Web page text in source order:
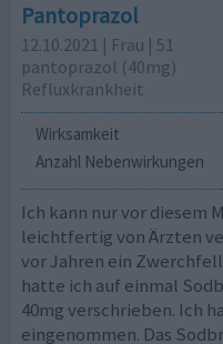
Pantoprazol
12.10.2021 | Frau | 51
pantoprazol (40mg)
Refluxkrankheit
Wirksamkeit
Anzahl Nebenwirkungen
Ich kann nur vor diesem
leichtfertig von Ärzten
vor Jahren ein
hatte ich auf einmal
40mg verschrieben. Ich
eingenommen. Das